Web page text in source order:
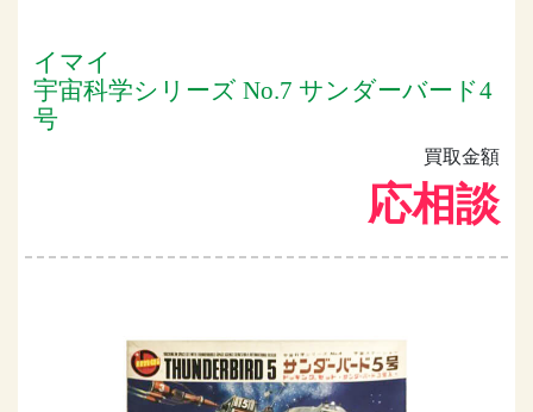
イマイ
宇宙科学シリーズ No.7 サンダーバード4
号
買取金額
応相談